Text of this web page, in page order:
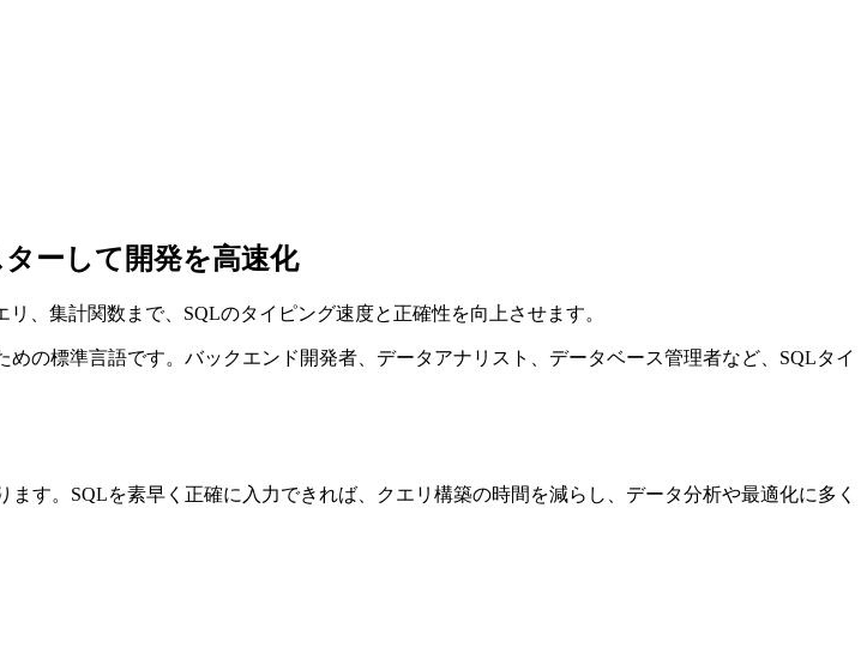
ーして開発を高速化
、集計関数まで、SQLのタイピング速度と正確性を向上させます。
めの標準言語です。バックエンド開発者、データアナリスト、データベース管理者など、SQLタイ
す。SQLを素早く正確に入力できれば、クエリ構築の時間を減らし、データ分析や最適化に多く